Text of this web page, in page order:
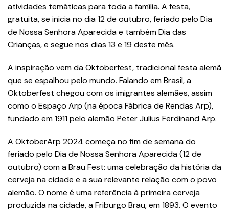
atividades temáticas para toda a família. A festa,
gratuita, se inicia no dia 12 de outubro, feriado pelo Dia
de Nossa Senhora Aparecida e também Dia das
Crianças, e segue nos dias 13 e 19 deste mês.
A inspiração vem da Oktoberfest, tradicional festa alemã
que se espalhou pelo mundo. Falando em Brasil, a
Oktoberfest chegou com os imigrantes alemães, assim
como o Espaço Arp (na época Fábrica de Rendas Arp),
fundado em 1911 pelo alemão Peter Julius Ferdinand Arp.
A OktoberArp 2024 começa no fim de semana do
feriado pelo Dia de Nossa Senhora Aparecida (12 de
outubro) com a Bräu Fest: uma celebração da história da
cerveja na cidade e a sua relevante relação com o povo
alemão. O nome é uma referência à primeira cerveja
produzida na cidade, a Friburgo Brau, em 1893. O evento